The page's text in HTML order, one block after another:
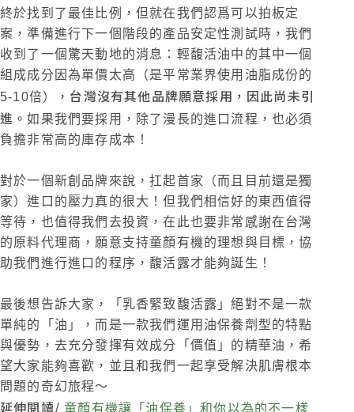
終於找到了最佳比例，但就在我們認爲可以拍板定
案，準備進行下一個階段的產品安定性測試時，我們
收到了一個驚天動地的消息：輕馥活油中的其中一個
組成成分因為單價太高（是平常業界使用油脂成份的
5-10倍）， 台灣沒有其他品牌願意採用，因此尚未引
進 。如果我們要採用，除了漫長的進口流程，也必須
負擔非常高的庫存成本！
對於一個新創品牌來說，扛起首家（而且目前還是獨
家）進口的壓力真的很大！但我們相信好的東西值得
等待，也值得我們去投資，在此也要非常感謝在台灣
的原料代理商，願意支持童顏有機的理想與目標，協
助我們進行進口的程序，馥活露才能夠誕生！
最後想告訴大家，「乳香緊致馥活露」絕對不是一款
單純的「油」，而是一款我們運用油保養劑型的特點
與優勢，去充分發揮有效成分「價值」的精華油，希
望大家能夠喜歡，並且和我們一起享受解決肌膚根本
問題的奇幻旅程～
延伸閱讀/ 童顏有機讓「油保養」和你以為的不一樣